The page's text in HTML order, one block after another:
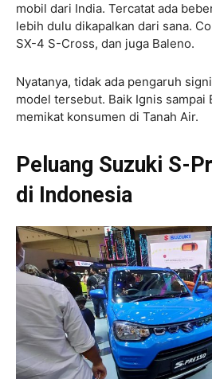
mobil dari India. Tercatat ada
lebih dulu dikapalkan dari sana.
SX-4 S-Cross, dan juga Baleno.
Nyatanya, tidak ada pengaruh
model tersebut. Baik Ignis sampai
memikat konsumen di Tanah Air.
Peluang Suzuki S-
di Indonesia